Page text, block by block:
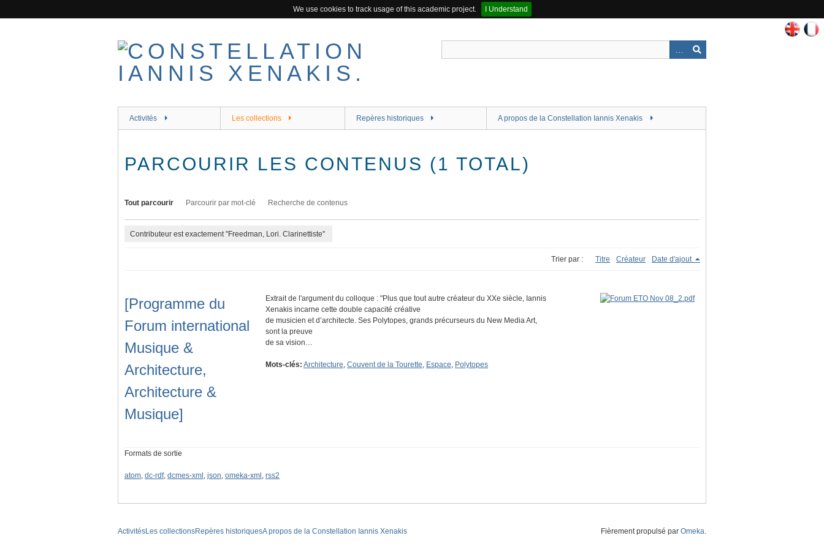
We use cookies to track usage of this academic project.
I Understand
Activités Les collections Repères historiques A propos de la Constellation Iannis Xenakis
PARCOURIR LES CONTENUS (1 TOTAL)
Tout parcourir Parcourir par mot-clé Recherche de contenus
Contributeur est exactement "Freedman, Lori. Clarinettiste"
Trier par : Titre Créateur Date d'ajout
[Programme du
Forum international
Musique &
Architecture,
Architecture &
Musique]
Extrait de l'argument du colloque : "Plus que tout autre créateur du XXe siècle, Iannis
Xenakis incarne cette double capacité créative
de musicien et d’architecte. Ses Polytopes, grands précurseurs du New Media Art,
sont la preuve
de sa vision…
Mots-clés: Architecture, Couvent de la Tourette, Espace, Polytopes
Formats de sortie
atom, dc-rdf, dcmes-xml , json, omeka-xml , rss2
ActivitésLes collectionsRepères historiquesA propos de la Constellation Iannis Xenakis Fièrement propulsé par Omeka.